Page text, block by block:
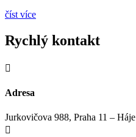
číst více
Rychlý kontakt

Adresa
Jurkovičova 988, Praha 11 – Háje
